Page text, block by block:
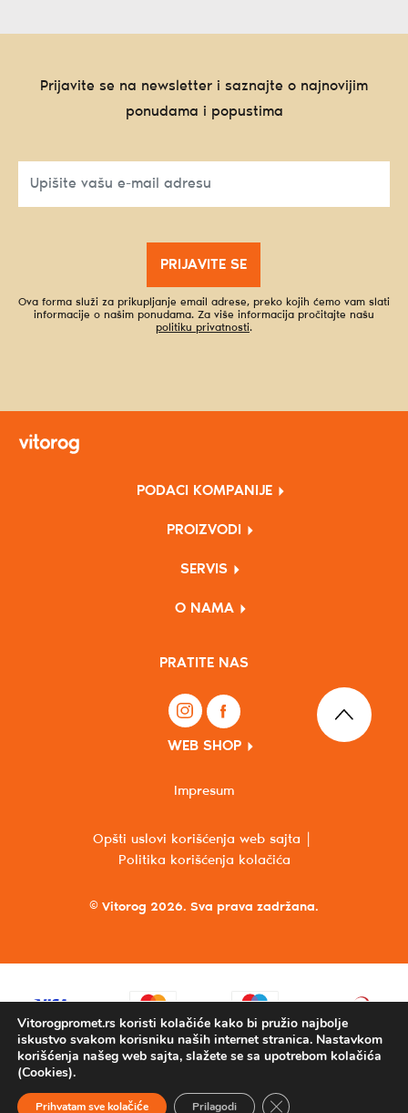
Prijavite se na newsletter i saznajte o najnovijim
ponudama i popustima
PRIJAVITE SE
Ova forma služi za prikupljanje email adrese, preko kojih ćemo vam slati
informacije o našim ponudama. Za više informacija pročitajte našu
politiku privatnosti.
PODACI KOMPANIJE
PROIZVODI
SERVIS
O NAMA
PRATITE NAS
WEB SHOP
© Vitorog 2026. Sva prava zadržana.
Opšti uslovi korišćenja web sajta
Politika korišćenja kolačića
Impresum
Vitorogpromet.rs koristi kolačiće kako bi pružio najbolje
iskustvo svakom korisniku naših internet stranica. Nastavkom
korišćenja našeg web sajta, slažete se sa upotrebom kolačića
(Cookies).
Prihvatam sve kolačiće Prilagodi Close GDPR Cookie